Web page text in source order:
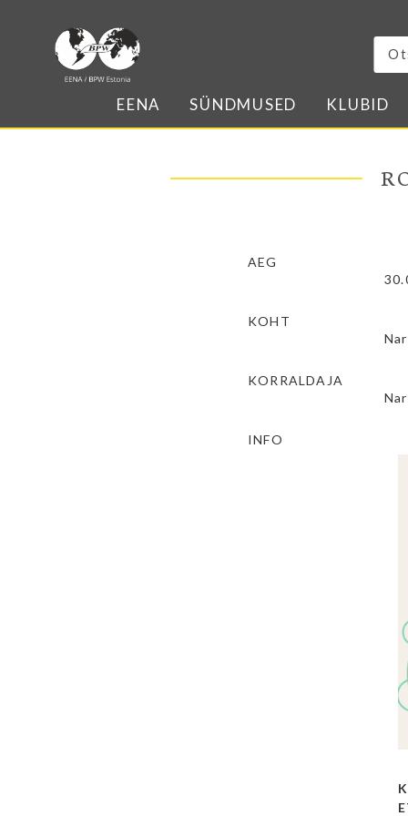
EENA SÜNDMUSED KLUBID
AEG
KOHT
KORRALDAJA
INFO